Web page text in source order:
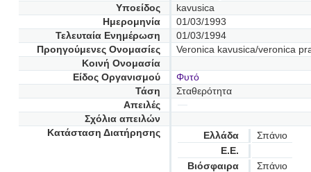
Υποείδος
kavusica
Ημερομηνία
01/03/1993
Τελευταία Ενημέρωση
01/03/1994
Προηγούμενες Oνομασίες
Veronica kavusica/veronica
Κοινή Ονομασία
Είδος Οργανισμού
Φυτό
Τάση
Σταθερότητα
Απειλές
Σχόλια απειλών
Κατάσταση Διατήρησης
Ελλάδα
Σπάνιο
Ε.Ε.
Βιόσφαιρα
Σπάνιο